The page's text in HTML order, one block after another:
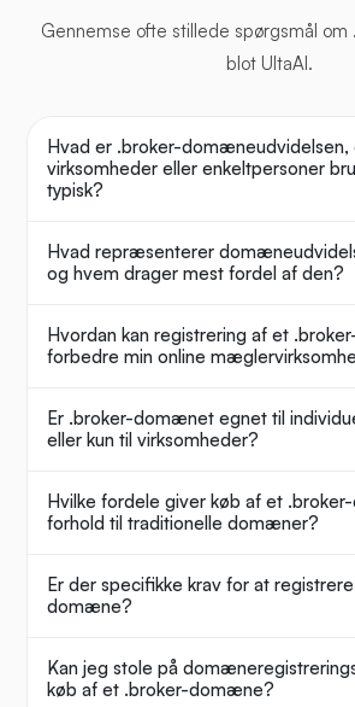
Gennemse ofte stillede spørgsmål om
blot UltaAI.
Hvad er .broker-domæneudvidelsen,
virksomheder eller enkeltpersoner
typisk?
Hvad repræsenterer
og hvem drager mest fordel af den?
Hvordan kan registrering af et
forbedre min online
Er .broker-domænet egnet til
eller kun til virksomheder?
Hvilke fordele giver køb af et
forhold til traditionelle domæner?
Er der specifikke krav for at
domæne?
Kan jeg stole på
køb af et .broker-domæne?